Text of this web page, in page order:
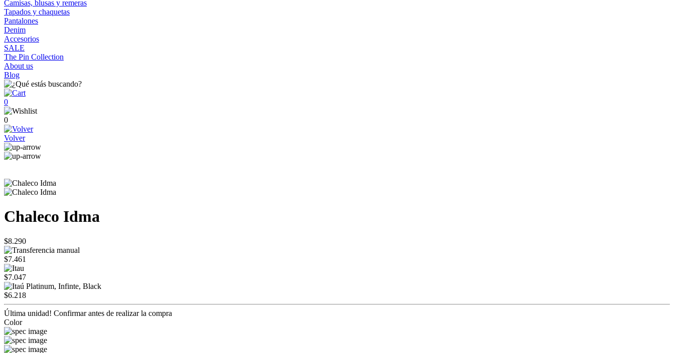
Camisas, blusas y remeras
Tapados y chaquetas
Pantalones
Denim
Accesorios
SALE
The Pin Collection
About us
Blog
0
0
Volver
Chaleco Idma
$8.290
$7.461
$7.047
$6.218
Última unidad! Confirmar antes de realizar la compra
Color